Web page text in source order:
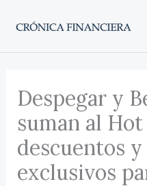
Despegar y
suman al
descuentos
exclusivos